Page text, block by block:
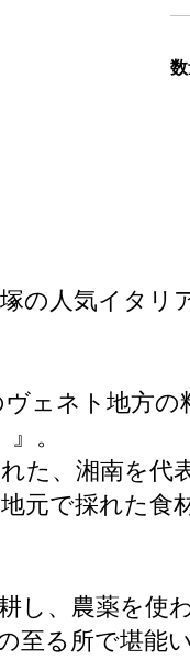
の人気イタリ
ェネト地方
。
た、湘南を代
元で採れた食
し、農薬を使
至る所で堪能